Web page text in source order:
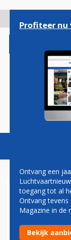
gaan
Magazine
ITA
ZOMER
NAAR
Profiteer nu
Ontvang een
toegang tot al
Ontvang
Magazine in de
Bekijk